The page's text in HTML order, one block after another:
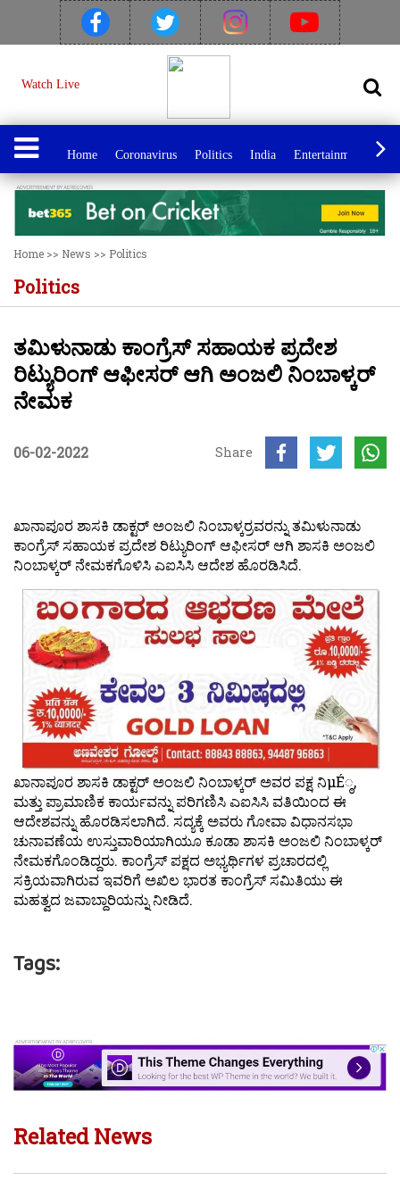
Watch Live
Home Coronavirus Politics India Entertainment
Home >> News >> Politics
Politics
ತಮಿಳುನಾಡು ಕಾಂಗ್ರೆಸ್ ಸಹಾಯಕ ಪ್ರದೇಶ
ರಿಟ್ಯುರಿಂಗ್ ಆಫೀಸರ್ ಆಗಿ ಅಂಜಲಿ ನಿಂಬಾಳ್ಕರ್
ನೇಮಕ
06-02-2022 Share
ಖಾನಾಪೂರ ಶಾಸಕಿ ಡಾಕ್ಟರ್ ಅಂಜಲಿ ನಿಂಬಾಳ್ಕರ್‍ರವರನ್ನು ತಮಿಳುನಾಡು
ಕಾಂಗ್ರೆಸ್ ಸಹಾಯಕ ಪ್ರದೇಶ ರಿಟ್ಯುರಿಂಗ್ ಆಫೀಸರ್ ಆಗಿ ಶಾಸಕಿ ಅಂಜಲಿ
ನಿಂಬಾಳ್ಕರ್ ನೇಮಕಗೊಳಿಸಿ ಎಐಸಿಸಿ ಆದೇಶ ಹೊರಡಿಸಿದೆ.
ಖಾನಾಪೂರ ಶಾಸಕಿ ಡಾಕ್ಟರ್ ಅಂಜಲಿ ನಿಂಬಾಳ್ಕರ್ ಅವರ ಪಕ್ಷ ನಿμÉ್ಠ,
ಮತ್ತು ಪ್ರಾಮಾಣಿಕ ಕಾರ್ಯವನ್ನು ಪರಿಗಣಿಸಿ ಎಐಸಿಸಿ ವತಿಯಿಂದ ಈ
ಆದೇಶವನ್ನು ಹೊರಡಿಸಲಾಗಿದೆ. ಸದ್ಯಕ್ಕೆ ಅವರು ಗೋವಾ ವಿಧಾನಸಭಾ
ಚುನಾವಣೆಯ ಉಸ್ತುವಾರಿಯಾಗಿಯೂ ಕೂಡಾ ಶಾಸಕಿ ಅಂಜಲಿ ನಿಂಬಾಳ್ಕರ್
ನೇಮಕಗೊಂಡಿದ್ದರು. ಕಾಂಗ್ರೆಸ್ ಪಕ್ಷದ ಅಭ್ಯರ್ಥಿಗಳ ಪ್ರಚಾರದಲ್ಲಿ
ಸಕ್ರಿಯವಾಗಿರುವ ಇವರಿಗೆ ಅಖಿಲ ಭಾರತ ಕಾಂಗ್ರೆಸ್ ಸಮಿತಿಯು ಈ
ಮಹತ್ವದ ಜವಾಬ್ದಾರಿಯನ್ನು ನೀಡಿದೆ.
Tags:
Related News